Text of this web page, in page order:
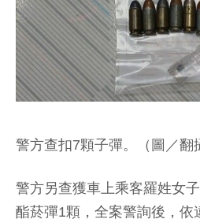
警方查扣7顆子彈。（圖／翻
警方另查獲車上乘客羅姓女
酯菸彈1顆，全案警詢後，依